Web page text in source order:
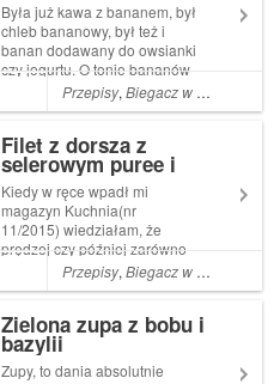
Była już kawa z bananem, był
chleb bananowy, był też i
banan dodawany do owsianki
czy jogurtu. O tonie bananów
zjedzonych przed, w trakcie i
po zawodach nie wspomnę.
banana na ciepło, w nieco
ostrzejszej wersji. Cynamon
i...
Przepisy,Biegacz w kuchni
Filet z dorsza z
selerowym puree i
pistacjami
Kiedy w ręce wpadł mi
magazyn Kuchnia(nr
11/2015) wiedziałam, że
prędzej czy później zarówno
filet z dorsza jak i selerowe
puree trafią na mój talerz. No i
żołądków, oczu i portfela. Nie
wiem, być może t...
Przepisy,Biegacz w kuchni
Zielona zupa z bobu i
bazylii
Zupy, to dania absolutnie